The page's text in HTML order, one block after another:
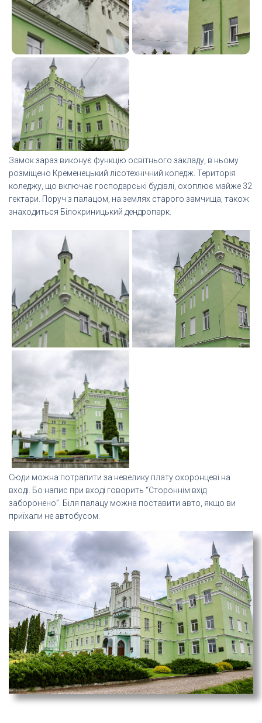
Замок зараз виконує функцію освітнього закладу, в ньому
розміщено Кременецький лісотехнічний коледж. Територія
коледжу, що включає господарські будівлі, охоплює майже 32
гектари. Поруч з палацом, на землях старого замчища, також
знаходиться Білокриницький дендропарк.
Сюди можна потрапити за невелику плату охоронцеві на
вході. Бо напис при вході говорить “Стороннім вхід
заборонено”. Біля палацу можна поставити авто, якщо ви
приїхали не автобусом.